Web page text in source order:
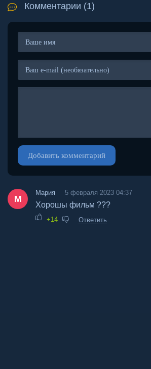
Комментарии (1)
Добавить комментарий
М
Мария 5 февраля 2023 04:37
Хорошы фильм ???
+14 Ответить